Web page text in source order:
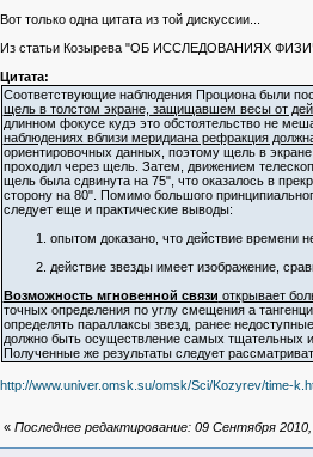
Вот только одна цитата из той дискуссии...
Из статьи Козырева "ОБ ИССЛЕДОВАНИЯХ
Цитата:
Соответствующие наблюдения Проциона были
щель в толстом экране, защищавшем весы от
длинном фокусе кудэ это обстоятельство не
наблюдениях вблизи меридиана рефракция
ориентировочных данных, поэтому щель в
проходил через щель. Затем, движением
щель была сдвинута на 75", что оказалось в
сторону на 80". Помимо большого
следует еще и практические выводы:
1. опытом доказано, что действие времени
2. действие звезды имеет изображение,
Возможность мгновенной связи открывает
точных определения по углу смещения a
определять параллаксы звезд, ранее
должно быть осуществление самых тщательных
Полученные же результаты следует
http://www.univer.omsk.su/omsk/Sci/Kozyrev/time-
« Последнее редактирование: 09 Сентября